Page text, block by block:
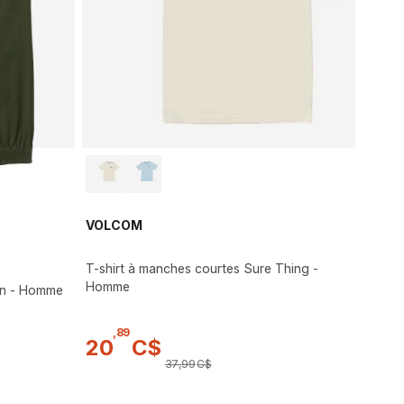
- Homme
VOLCOM
T-shirt à manches courtes Sure Thing -
Homme
20
89
C$
37,99C$